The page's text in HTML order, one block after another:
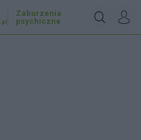
.pl
Zaburzenia
psychiczne